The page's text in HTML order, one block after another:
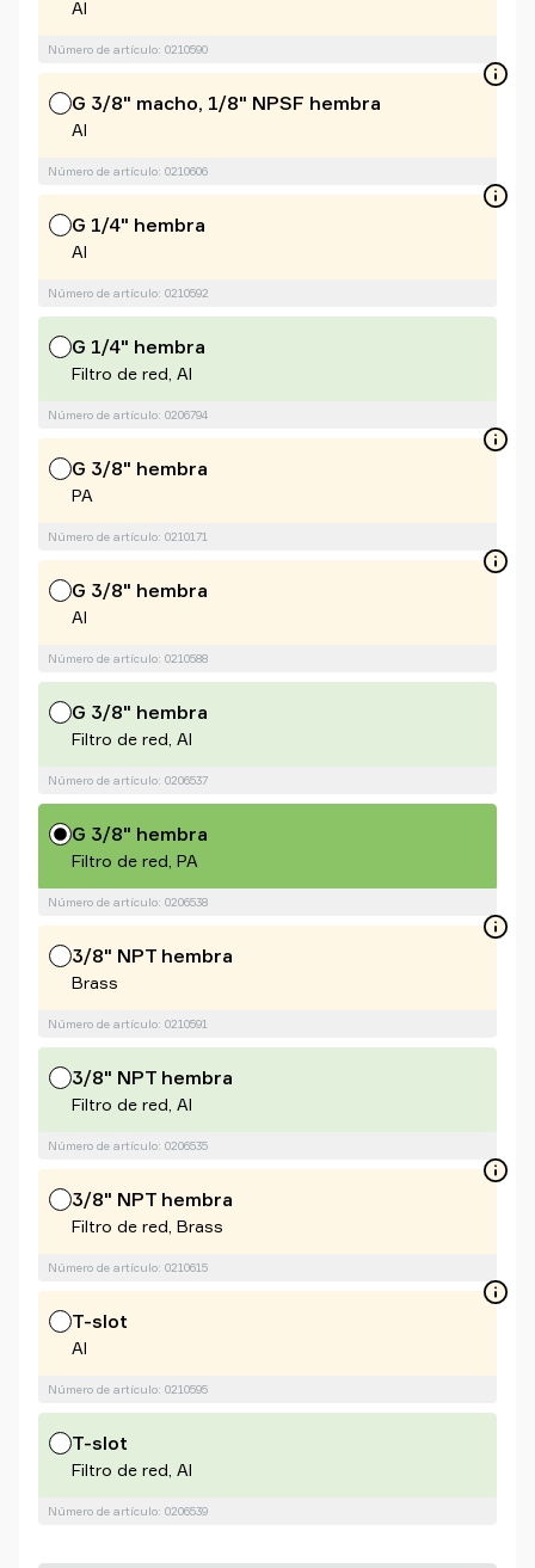
Al
Número de artículo: 0210590
G 3/8" macho, 1/8" NPSF hembra
Al
Número de artículo: 0210606
G 1/4" hembra
Al
Número de artículo: 0210592
G 1/4" hembra
Filtro de red, Al
Número de artículo: 0206794
G 3/8" hembra
PA
Número de artículo: 0210171
G 3/8" hembra
Al
Número de artículo: 0210588
G 3/8" hembra
Filtro de red, Al
Número de artículo: 0206537
G 3/8" hembra
Filtro de red, PA
Número de artículo: 0206538
3/8" NPT hembra
Brass
Número de artículo: 0210591
3/8" NPT hembra
Filtro de red, Al
Número de artículo: 0206535
3/8" NPT hembra
Filtro de red, Brass
Número de artículo: 0210615
T-slot
Al
Número de artículo: 0210595
T-slot
Filtro de red, Al
Número de artículo: 0206539